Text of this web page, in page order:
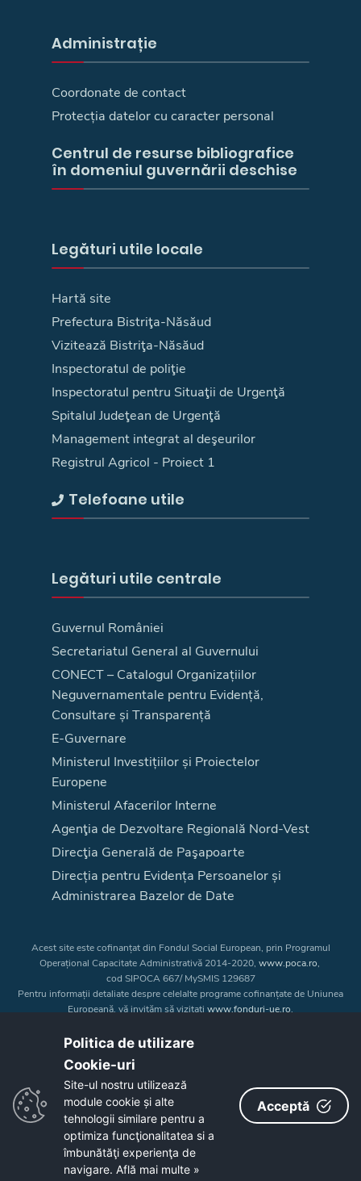
Administrație
Coordonate de contact
Protecția datelor cu caracter personal
Centrul de resurse bibliografice
în domeniul guvernării deschise
Legături utile locale
Hartă site
Prefectura Bistriţa-Năsăud
Vizitează Bistriţa-Năsăud
Inspectoratul de poliţie
Inspectoratul pentru Situaţii de Urgenţă
Spitalul Judeţean de Urgenţă
Management integrat al deşeurilor
Registrul Agricol - Proiect 1
Telefoane utile
Legături utile centrale
Guvernul României
Secretariatul General al Guvernului
CONECT – Catalogul Organizațiilor
Neguvernamentale pentru Evidență,
Consultare și Transparență
E-Guvernare
Ministerul Investițiilor și Proiectelor
Europene
Ministerul Afacerilor Interne
Agenţia de Dezvoltare Regională Nord-Vest
Direcţia Generală de Paşapoarte
Direcția pentru Evidența Persoanelor și
Administrarea Bazelor de Date
Acest site este cofinanțat din Fondul Social European, prin Programul
Operațional Capacitate Administrativă 2014-2020, www.poca.ro,
cod SIPOCA 667/ MySMIS 129687
Pentru informații detaliate despre celelalte programe cofinanțate de Uniunea
Europeană, vă invităm să vizitați www.fonduri-ue.ro.
a Uniunii Europene. Întreaga responsabilitate asupra
Copyright © 2026 - Consiliul Judeţean Bistrița-Năsăud
Politica de utilizare
Cookie-uri‎
Site-ul nostru utilizează
module cookie și alte
tehnologii similare pentru a
optimiza funcţionalitatea si a
îmbunătăţi experienţa de
navigare. Află mai multe »
Acceptă